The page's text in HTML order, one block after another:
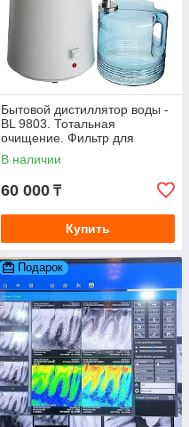
Бытовой дистиллятор воды -
BL 9803. Тотальная
очищение. Фильтр для
очистки воды
В наличии
60 000 ₸
Купить
Подарок